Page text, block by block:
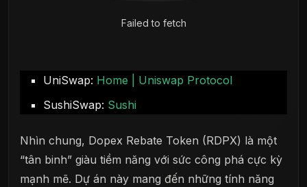
Failed to fetch
UniSwap: Home | Uniswap Protocol
SushiSwap: Sushi
Nhìn chung, Dopex Rebate Token (RDPX) là một
“tân binh” giàu tiềm năng với sức công phá cực kỳ
mạnh mẽ. Dự án này mang đến những tính năng